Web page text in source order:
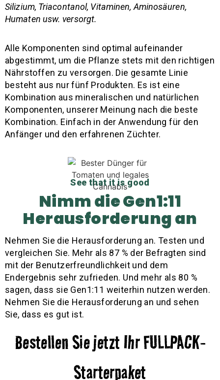
Silizium, Triacontanol, Vitaminen, Aminosäuren,
Humaten usw. versorgt.
Alle Komponenten sind optimal aufeinander
abgestimmt, um die Pflanze stets mit den richtigen
Nährstoffen zu versorgen. Die gesamte Linie
besteht aus nur fünf Produkten. Es ist eine
Kombination aus mineralischen und natürlichen
Komponenten, unserer Meinung nach die beste
Kombination. Einfach in der Anwendung für den
Anfänger und den erfahrenen Züchter.
See that it is good
Nimm die Gen1:11
Herausforderung an
Nehmen Sie die Herausforderung an. Testen und
vergleichen Sie. Mehr als 87 % der Befragten sind
mit der Benutzerfreundlichkeit und dem
Endergebnis sehr zufrieden. Und mehr als 80 %
sagen, dass sie Gen1:11 weiterhin nutzen werden.
Nehmen Sie die Herausforderung an und sehen
Sie, dass es gut ist.
Bestellen Sie jetzt Ihr FULLPACK-
Starterpaket